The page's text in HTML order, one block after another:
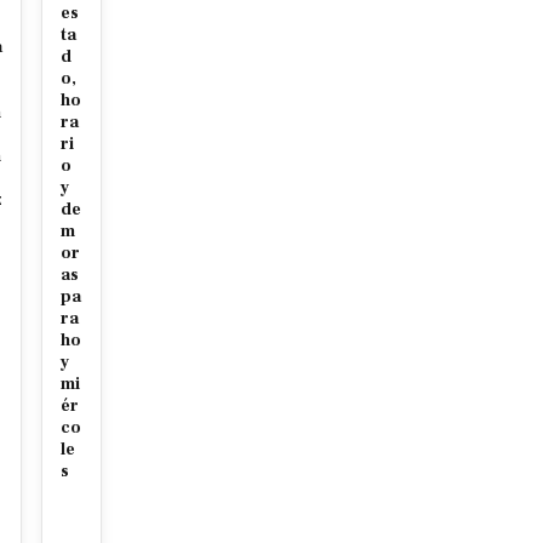
es
ta
d
o,
ho
ra
ri
o
y
de
m
or
as
pa
ra
ho
y
mi
ér
co
le
s